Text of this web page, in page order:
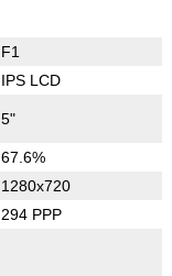
F1
IPS LCD
5"
67.6%
1280x720
294 PPP